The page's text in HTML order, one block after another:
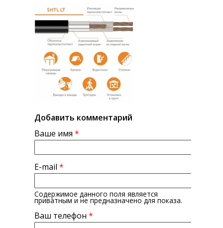
Добавить комментарий
Ваше имя *
E-mail *
Содержимое данного поля является
приватным и не предназначено для показа.
Ваш телефон *